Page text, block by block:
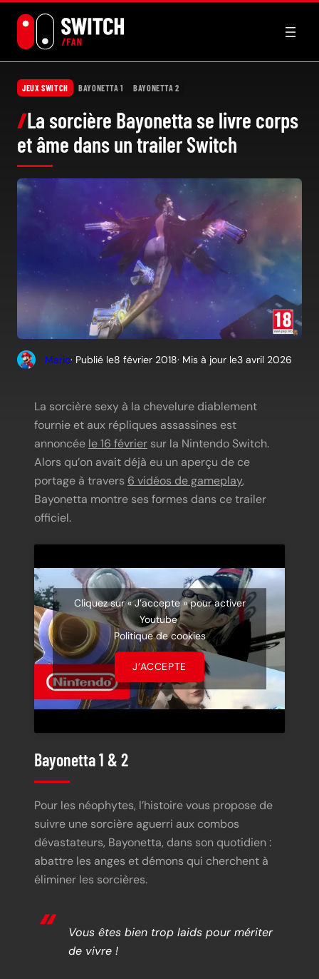
contenu
JEUX SWITCH BAYONETTA 1 BAYONETTA 2
La sorcière Bayonetta se livre corps
et âme dans un trailer Switch
Mario· Publié le8 février 2018· Mis à jour le3 avril 2026
La sorcière sexy à la chevelure diablement
fournie et aux répliques assassines est
annoncée le 16 février sur la Nintendo Switch.
Alors qu’on avait déjà eu un aperçu de ce
portage à travers 6 vidéos de gameplay,
Bayonetta montre ses formes dans ce trailer
officiel.
Cliquez sur « J’accepte » pour activer
Youtube
Politique de cookies
J’ACCEPTE
Bayonetta 1 & 2
Pour les néophytes, l’histoire vous propose de
suivre une sorcière aguerri aux combos
dévastateurs, Bayonetta, dans son quotidien :
abattre les anges et démons qui cherchent à
éliminer les sorcières.
Vous êtes bien trop laids pour mériter
de vivre !